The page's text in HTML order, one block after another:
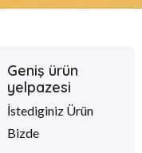
Geniş ürün
yelpazesi
İstediginiz Ürün
Bizde